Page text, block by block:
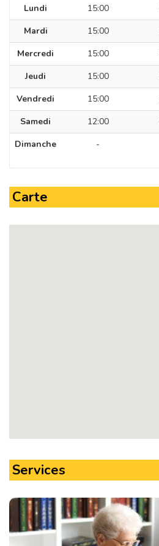
Lundi
15:00
Mardi
15:00
Mercredi
15:00
Jeudi
15:00
Vendredi
15:00
Samedi
12:00
Dimanche
-
Carte
Services